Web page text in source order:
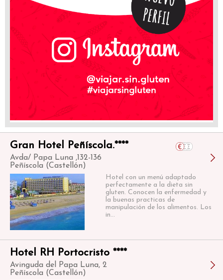
Gran Hotel Peñíscola.****
Avda/ Papa Luna ,132-136
Peñíscola (Castellón)
Hotel con un menú adaptado
perfectamente a la dieta sin
gluten. Conocen la enfermedad y
la buenas practicas de
manipulación de los alimentos. Los
in...
Hotel RH Portocristo ****
Avinguda del Papa Luna, 2
Peñíscola (Castellón)